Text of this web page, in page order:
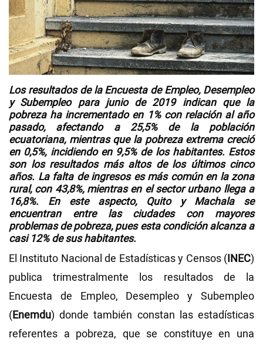
Firmas
Internacional
Juegos
Videos
NEWSLETTERS
Losresultadosde la Encuesta de Empleo, Desempleo
y Subempleo para junio de 2019 indican que la
pobrezaha incrementadoen 1% con relación al año
pasado, afectando a 25,5% de la población
ecuatoriana, mientras que la pobreza extremacreció
en 0,5%, incidiendo en 9,5% de los habitantes. Estos
son los resultados más altos de los últimos cinco
años. La falta de ingresos es más común en la zona
rural, con 43,8%, mientras en el sectorurbanollega a
16,8%. En este aspecto, Quito y Machala se
encuentran entre las ciudadescon mayores
problemas de pobreza, pues esta condición alcanza a
casi 12% de sus habitantes.
El Instituto Nacional de Estadísticas y Censos (INEC)
publica trimestralmente los resultados de la
Encuesta de Empleo, Desempleo y Subempleo
(Enemdu) donde también constan las estadísticas
referentes a pobreza, que se constituye en una